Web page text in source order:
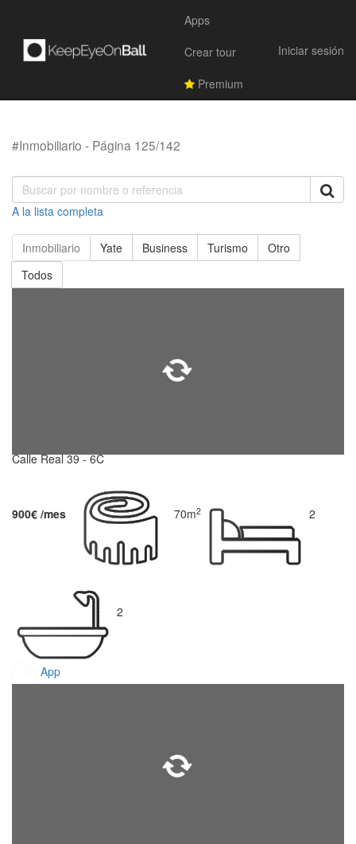
Apps
Crear tour
Premium
Iniciar sesión
#Inmobiliario - Página 125/142
A la lista completa
Inmobiliario Yate Business Turismo
Otro
Todos
Calle Real 39 - 6C
900€ /mes 70m2 2
2
App